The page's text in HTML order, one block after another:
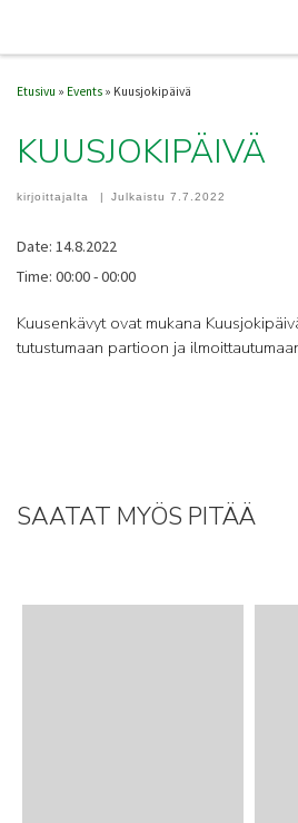
Etusivu » Events » Kuusjokipäivä
KUUSJOKIPÄIVÄ
kirjoittajalta | Julkaistu7.7.2022
Date: 14.8.2022
Time: 00:00 - 00:00
Kuusenkävyt ovat mukana
tutustumaan partioon ja
SAATAT MYÖS PITÄÄ